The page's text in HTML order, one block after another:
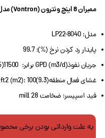
ممبران 8 اینچ ونترون (Vontron) مدل LP22-804
مدل: LP22-8040
پایدار رد کردن نرخ (%): 99.7
جریان نفوذGPD (m3/d) برابر: 11500(43.5)
غشای فعال منطقهft2 (m2): 100(9.3)
فید اسپیسر: ضخامت 28 mill
به علت وارداتی بودن برخی